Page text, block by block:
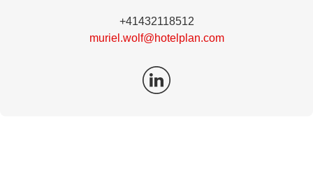
+41432118512
muriel.wolf@hotelplan.com